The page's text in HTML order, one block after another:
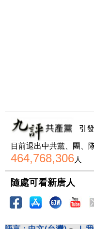
引
目前退出中共黨、團、
464,768,306人
隨處可看新唐人